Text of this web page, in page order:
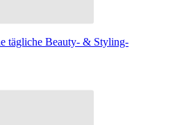
tägliche Beauty- & Styling-